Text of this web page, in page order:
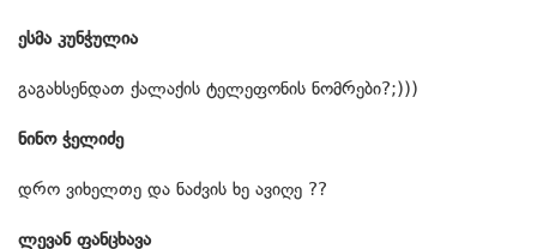
ესმა კუნჭულია
გაგახსენდათ ქალაქის ტელეფონის ნომრები?;)))
ნინო ჭელიძე
დრო ვიხელთე და ნაძვის ხე ავიღე ??
ლევან ფანცხავა